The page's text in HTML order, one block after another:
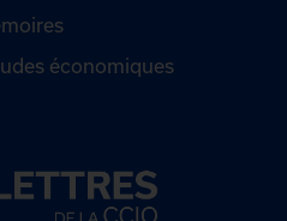
économiques